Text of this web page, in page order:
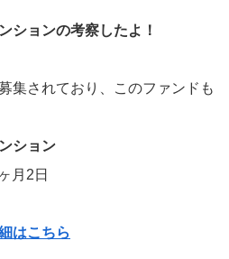
ションの考察したよ！
集されており、このファンドも
ション
月2日
はこちら